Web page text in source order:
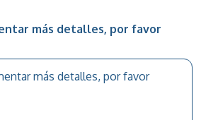
más detalles, por favor